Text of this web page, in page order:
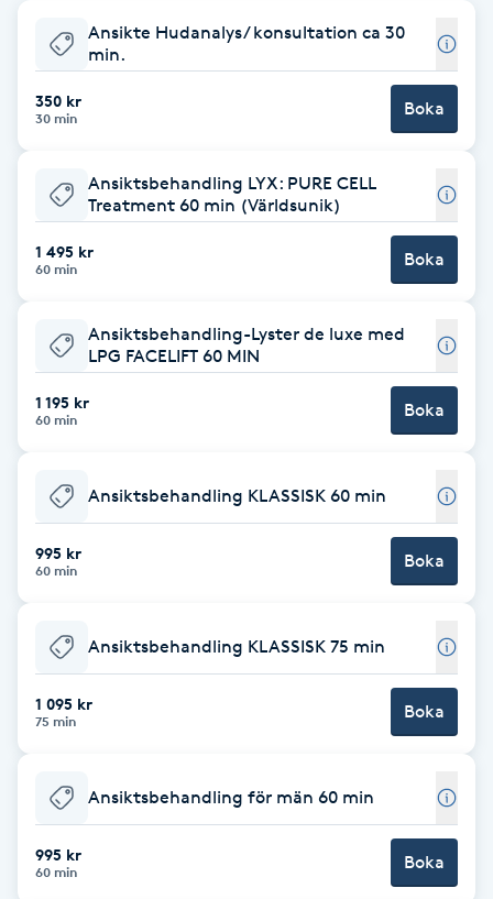
Babylights
Balayage
Barber
BIAB
Blowout
Brynfärgning
Brynplockning
Bröllopsuppsättning
C
Celluliter
Coachning
Ansikte Hudanalys/ konsultation ca 30
min.
350 kr
30 min Boka
Ansiktsbehandling LYX: PURE CELL
Treatment 60 min (Världsunik)
1 495 kr
60 min Boka
Ansiktsbehandling-Lyster de luxe med
LPG FACELIFT 60 MIN
1 195 kr
60 min Boka
Ansiktsbehandling KLASSISK 60 min
995 kr
60 min Boka
Ansiktsbehandling KLASSISK 75 min
1 095 kr
75 min Boka
Ansiktsbehandling för män 60 min
995 kr
60 min Boka